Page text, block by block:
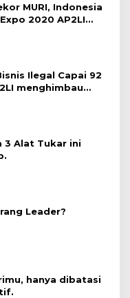
MURI, Indonesia
2020 AP2LI
Ilegal Capai 92
menghimbau
3 Alat Tukar ini
Leader?
hanya dibatasi